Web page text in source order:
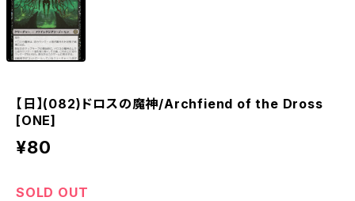
【日】(082)ドロスの魔神/Archfiend of the Dross
[ONE]
¥80
SOLD OUT